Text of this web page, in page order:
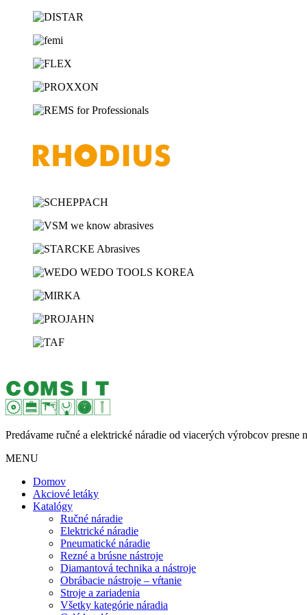
Predávame ručné a elektrické náradie od viacerých výrobcov
MENU
Domov
Akciové letáky
Katalógy
Ručné náradie
Elektrické náradie
Pneumatické náradie
Rezné a brúsne nástroje
Diamantová technika a nástroje
Obrábacie nástroje – vŕtanie
Stroje a zariadenia
Všetky kategórie náradia